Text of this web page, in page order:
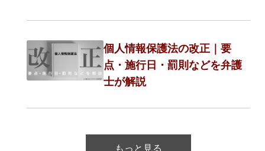
個人情報保護法の改正｜要
点・施行日・罰則などを弁護
士が解説
もっと見る